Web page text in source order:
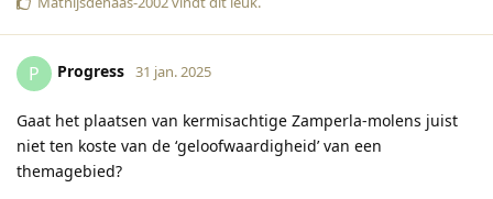
P Progress 31 jan. 2025
Gaat het plaatsen van kermisachtige Zamperla-molens juist
niet ten koste van de ‘geloofwaardigheid’ van een
themagebied?